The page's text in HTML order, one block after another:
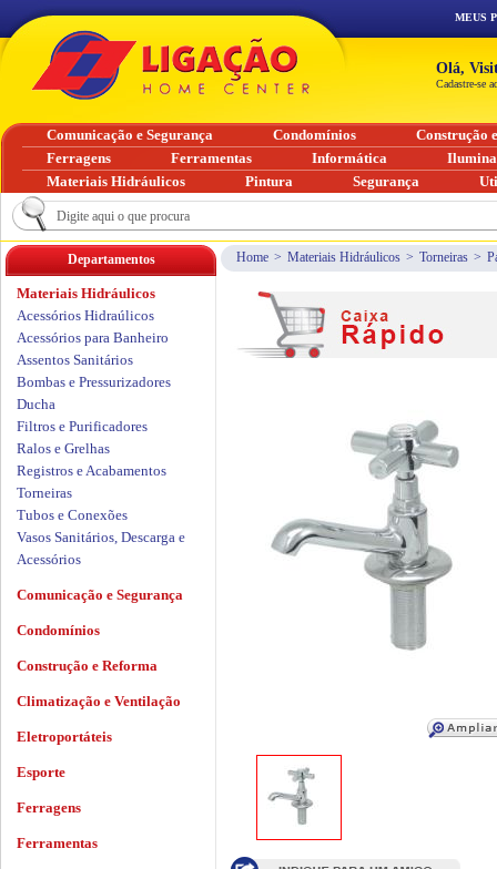
Home > Materiais Hidráulicos > Torneiras >
Departamentos
Materiais Hidráulicos
Acessórios Hidraúlicos
Acessórios para Banheiro
Assentos Sanitários
Bombas e Pressurizadores
Ducha
Filtros e Purificadores
Ralos e Grelhas
Registros e Acabamentos
Torneiras
Tubos e Conexões
Vasos Sanitários, Descarga e
Acessórios
Comunicação e Segurança
Condomínios
Construção e Reforma
Climatização e Ventilação
Eletroportáteis
Esporte
Ferragens
Ferramentas
MEUS
Olá,
Cadastre-se
Comunicação e Segurança Condomínios
Construção
Ferragens
Ferramentas Informática
Materiais Hidráulicos
Pintura Segurança